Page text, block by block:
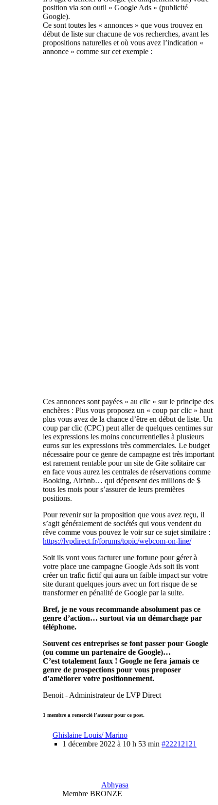
position via son outil « Google Ads » (publicité
Google).
Ce sont toutes les « annonces » que vous trouvez en
début de liste sur chacune de vos recherches, avant les
propositions naturelles et où vous avez l’indication «
annonce » comme sur cet exemple :
Ces annonces sont payées « au clic » sur le principe des
enchères : Plus vous proposez un « coup par clic » haut
plus vous avez de la chance d’être en début de liste. Un
coup par clic (CPC) peut aller de quelques centimes sur
les expressions les moins concurrentielles à plusieurs
euros sur les expressions très commerciales. Le budget
nécessaire pour ce genre de campagne est très important
est rarement rentable pour un site de Gite solitaire car
en face vous aurez les centrales de réservations comme
Booking, Airbnb… qui dépensent des millions de $
tous les mois pour s’assurer de leurs premières
positions.
Pour revenir sur la proposition que vous avez reçu, il
s’agit généralement de sociétés qui vous vendent du
rêve comme vous pouvez le voir sur ce sujet similaire :
https://lvpdirect.fr/forums/topic/webcom-on-line/
Soit ils vont vous facturer une fortune pour gérer à
votre place une campagne Google Ads soit ils vont
créer un trafic fictif qui aura un faible impact sur votre
site durant quelques jours avec un fort risque de se
transformer en pénalité de Google par la suite.
Bref, je ne vous recommande absolument pas ce
genre d’action… surtout via un démarchage par
téléphone.
Souvent ces entreprises se font passer pour Google
(ou comme un partenaire de Google)…
C’est totalement faux ! Google ne fera jamais ce
genre de prospections pour vous proposer
d’améliorer votre positionnement.
Benoit - Administrateur de LVP Direct
1 membre a remercié l’auteur pour ce post.
Ghislaine Louis/ Marino
1 décembre 2022 à 10 h 53 min #22212121
Abhyasa
Membre BRONZE